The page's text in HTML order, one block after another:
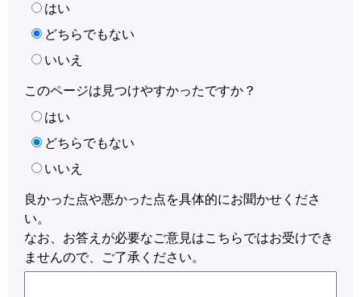
はい
どちらでもない
いいえ
このページは見つけやすかったですか？
はい
どちらでもない
いいえ
良かった点や悪かった点を具体的にお聞かせくださ
い。
なお、お答えが必要なご意見はこちらではお受けでき
ませんので、ご了承ください。